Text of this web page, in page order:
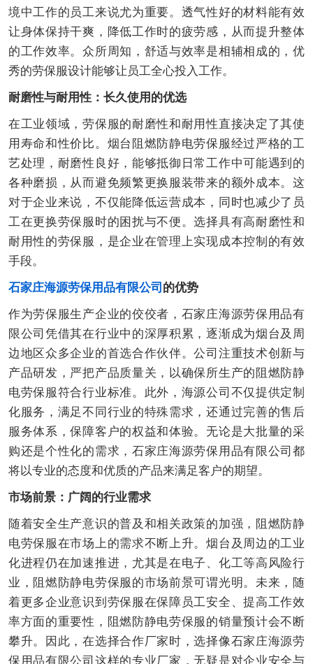
境中工作的员工来说尤为重要。透气性好的材料能有效
让身体保持干爽，降低工作时的疲劳感，从而提升整体
的工作效率。众所周知，舒适与效率是相辅相成的，优
秀的劳保服设计能够让员工全心投入工作。
耐磨性与耐用性：长久使用的优选
在工业领域，劳保服的耐磨性和耐用性直接决定了其使
用寿命和性价比。烟台阻燃防静电劳保服经过严格的工
艺处理，耐磨性良好，能够抵御日常工作中可能遇到的
各种磨损，从而避免频繁更换服装带来的额外成本。这
对于企业来说，不仅能降低运营成本，同时也减少了员
工在更换劳保服时的困扰与不便。选择具有高耐磨性和
耐用性的劳保服，是企业在管理上实现成本控制的有效
手段。
石家庄海源劳保用品有限公司 的优势
作为劳保服生产企业的佼佼者，石家庄海源劳保用品有
限公司凭借其在行业中的深厚积累，逐渐成为烟台及周
边地区众多企业的首选合作伙伴。公司注重技术创新与
产品研发，严把产品质量关，以确保所生产的阻燃防静
电劳保服符合行业标准。此外，海源公司不仅提供定制
化服务，满足不同行业的特殊需求，还通过完善的售后
服务体系，保障客户的权益和体验。无论是大批量的采
购还是个性化的需求，石家庄海源劳保用品有限公司都
将以专业的态度和优质的产品来满足客户的期望。
市场前景：广阔的行业需求
随着安全生产意识的普及和相关政策的加强，阻燃防静
电劳保服在市场上的需求不断上升。烟台及周边的工业
化进程仍在加速推进，尤其是在电子、化工等高风险行
业，阻燃防静电劳保服的市场前景可谓光明。未来，随
着更多企业意识到劳保服在保障员工安全、提高工作效
率方面的重要性，阻燃防静电劳保服的销量预计会不断
攀升。因此，在选择合作厂家时，选择像石家庄海源劳
保用品有限公司这样的专业厂家，无疑是对企业安全与